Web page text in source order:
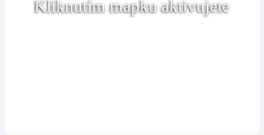
Kliknutím mapku aktivujete